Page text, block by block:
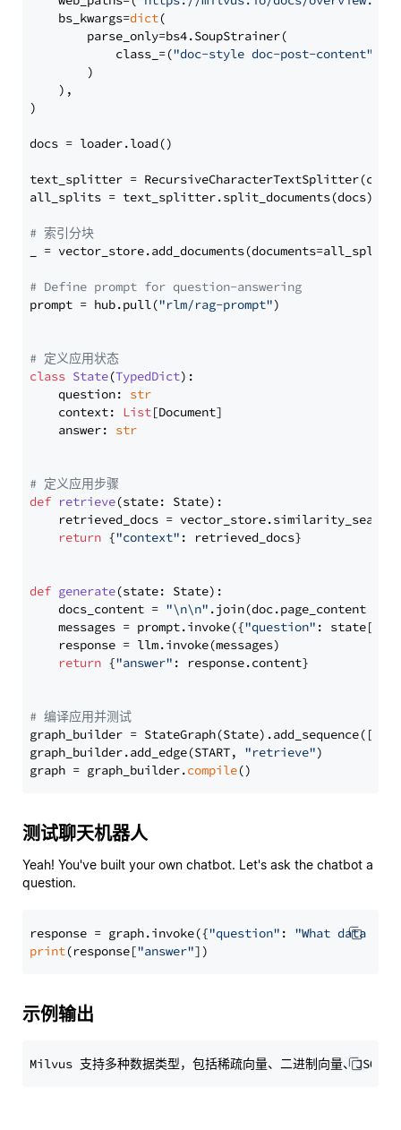
    bs_kwargs=
dict(
        parse_only=bs4.SoupStrainer(
            class_=(
"doc-style doc-post-content"
        )
    ),
)
docs = loader.load()
text_splitter =
all_splits = text_splitter.split_documents(docs)
# 索引分块
_ = vector_store.add_documents(documents=all_splits)
# Define prompt for question-answering
prompt = hub.pull("rlm/rag-prompt")
# 定义应用状态
class State(TypedDict):
    question:
str
    context:
List[Document]
    answer:
str
# 定义应用步骤
def retrieve(state: State):
retrieved_docs =
return {"context" : retrieved_docs}
def generate(state: State):
    docs_content =
"\n\n" .join(doc.page_content
    messages = prompt.invoke({
"question" : state[
    response = llm.invoke(messages)
return {"answer" : response.content}
# 编译应用并测试
graph_builder =
graph_builder.add_edge(START, "retrieve")
graph = graph_builder.compile
测试聊天机器人
Yeah! You've built your own chatbot. Let's ask the chatbot a
question.
response = graph.invoke({"question" : "What data
print(response["answer"
示例输出